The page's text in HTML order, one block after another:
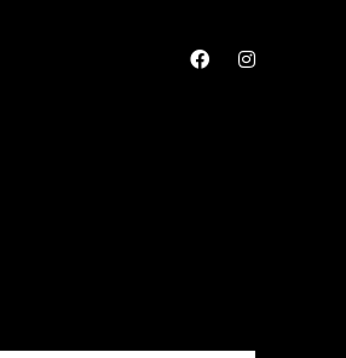
facebookinstagram